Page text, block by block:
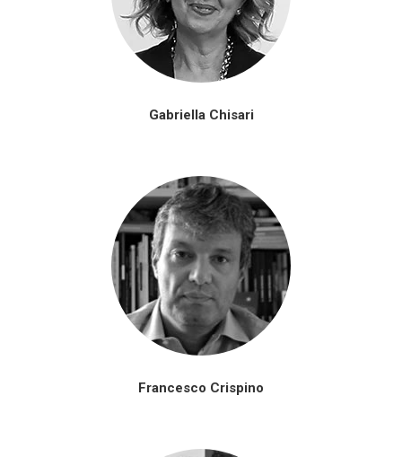
Gabriella Chisari
Francesco Crispino